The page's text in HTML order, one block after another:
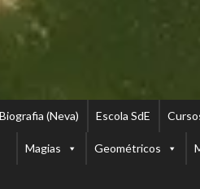
Biografia (Neva) Escola SdE
Magias Geométricos